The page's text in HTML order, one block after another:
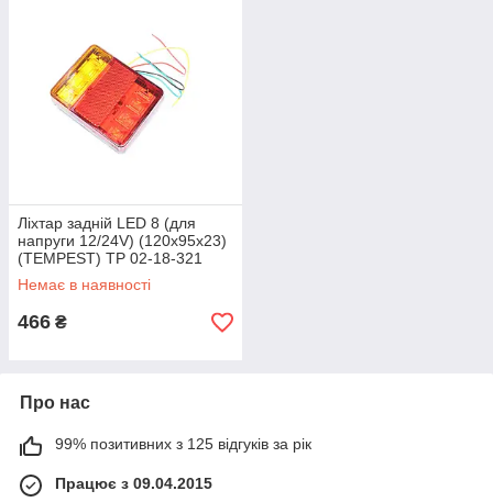
Ліхтар задній LED 8 (для
напруги 12/24V) (120x95x23)
(TEMPEST) TP 02-18-321
Немає в наявності
466 ₴
Про нас
99% позитивних з 125 відгуків за рік
Працює з 09.04.2015